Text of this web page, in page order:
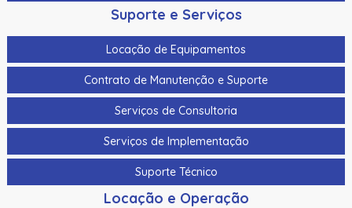
Suporte e Serviços
Locação de Equipamentos
Contrato de Manutenção e Suporte
Serviços de Consultoria
Serviços de Implementação
Suporte Técnico
Locação e Operação